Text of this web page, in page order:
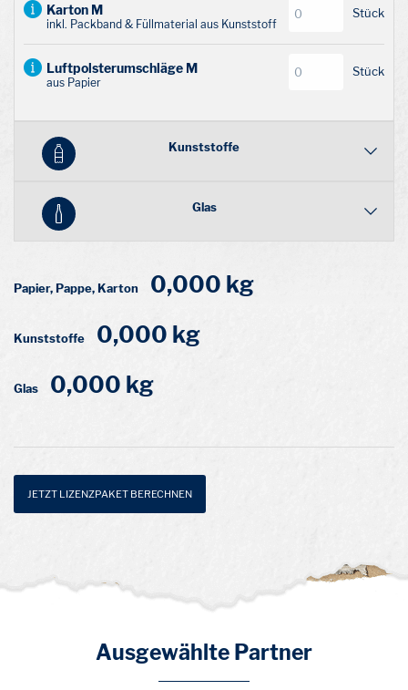
Karton M
inkl. Packband & Füllmaterial aus Kunststoff
Stück
Luftpolsterumschläge M
aus Papier
Stück
Kunststoffe
Glas
Papier, Pappe, Karton 0,000 kg
Kunststoffe 0,000 kg
Glas 0,000 kg
JETZT LIZENZPAKET BERECHNEN
Ausgewählte Partner